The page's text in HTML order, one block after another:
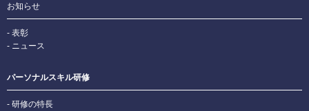
お知らせ
表彰
ニュース
パーソナルスキル研修
研修の特長